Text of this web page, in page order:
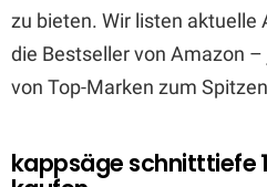
zu bieten. Wir listen aktuelle
die Bestseller von Amazon
von Top-Marken zum
kappsäge schnitttiefe